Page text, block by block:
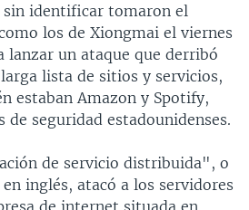
identificar tomaron el
los de Xiongmai el viernes
lanzar un ataque que derribó
lista de sitios y servicios,
estaban Amazon y Spotify,
de seguridad estadounidenses.
de servicio distribuida", o
inglés, atacó a los servidores
de internet situada en